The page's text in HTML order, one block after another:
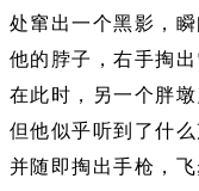
处窜出一个黑影，
他的脖子，右手掏
在此时，另一个胖
但他似乎听到了什
并随即掏出手枪，